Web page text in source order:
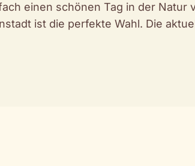
einen schönen Tag in der Natur
ist die perfekte Wahl. Die